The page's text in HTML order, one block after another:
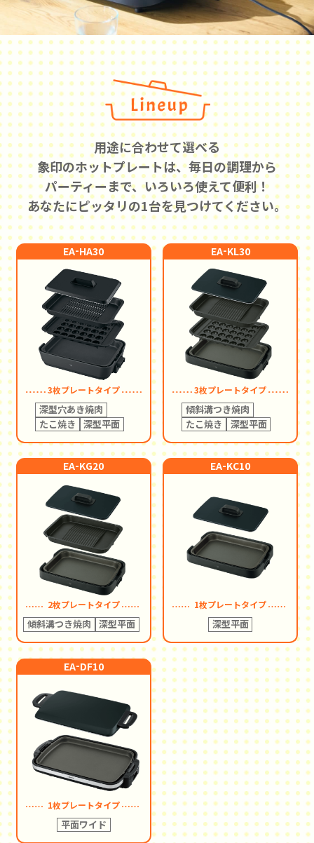
用途に合わせて選べる
象印のホットプレートは、毎日の調理から
パーティーまで、いろいろ使えて便利！
あなたにピッタリの1台を見つけてください。
EA-HA30
3枚プレートタイプ
深型穴あき焼肉
たこ焼き
深型平面
EA-KL30
3枚プレートタイプ
傾斜溝つき焼肉
たこ焼き
深型平面
EA-KG20
2枚プレートタイプ
傾斜溝つき焼肉 深型平面
EA-KC10
1枚プレートタイプ
深型平面
EA-DF10
1枚プレートタイプ
平面ワイド